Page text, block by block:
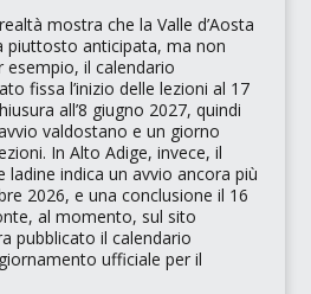
mostra che la Valle d’Aosta
piuttosto anticipata, ma non
esempio, il calendario
fissa l’inizio delle lezioni al 17
all’8 giugno 2027, quindi
valdostano e un giorno
In Alto Adige, invece, il
ladine indica un avvio ancora più
2026, e una conclusione il 16
al momento, sul sito
pubblicato il calendario
ufficiale per il